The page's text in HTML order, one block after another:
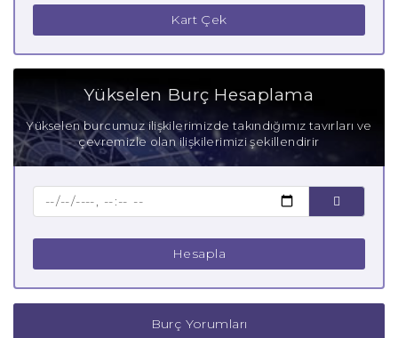
İkizler Burcu Zayıf Yanları
Anne İkizler Burcu
Baba İkizler Burcu
Kart Çek
Yükselen Burç Hesaplama
Yükselen burcumuz ilişkilerimizde takındığımız tavırları ve
çevremizle olan ilişkilerimizi şekillendirir
Hesapla
Burç Yorumları